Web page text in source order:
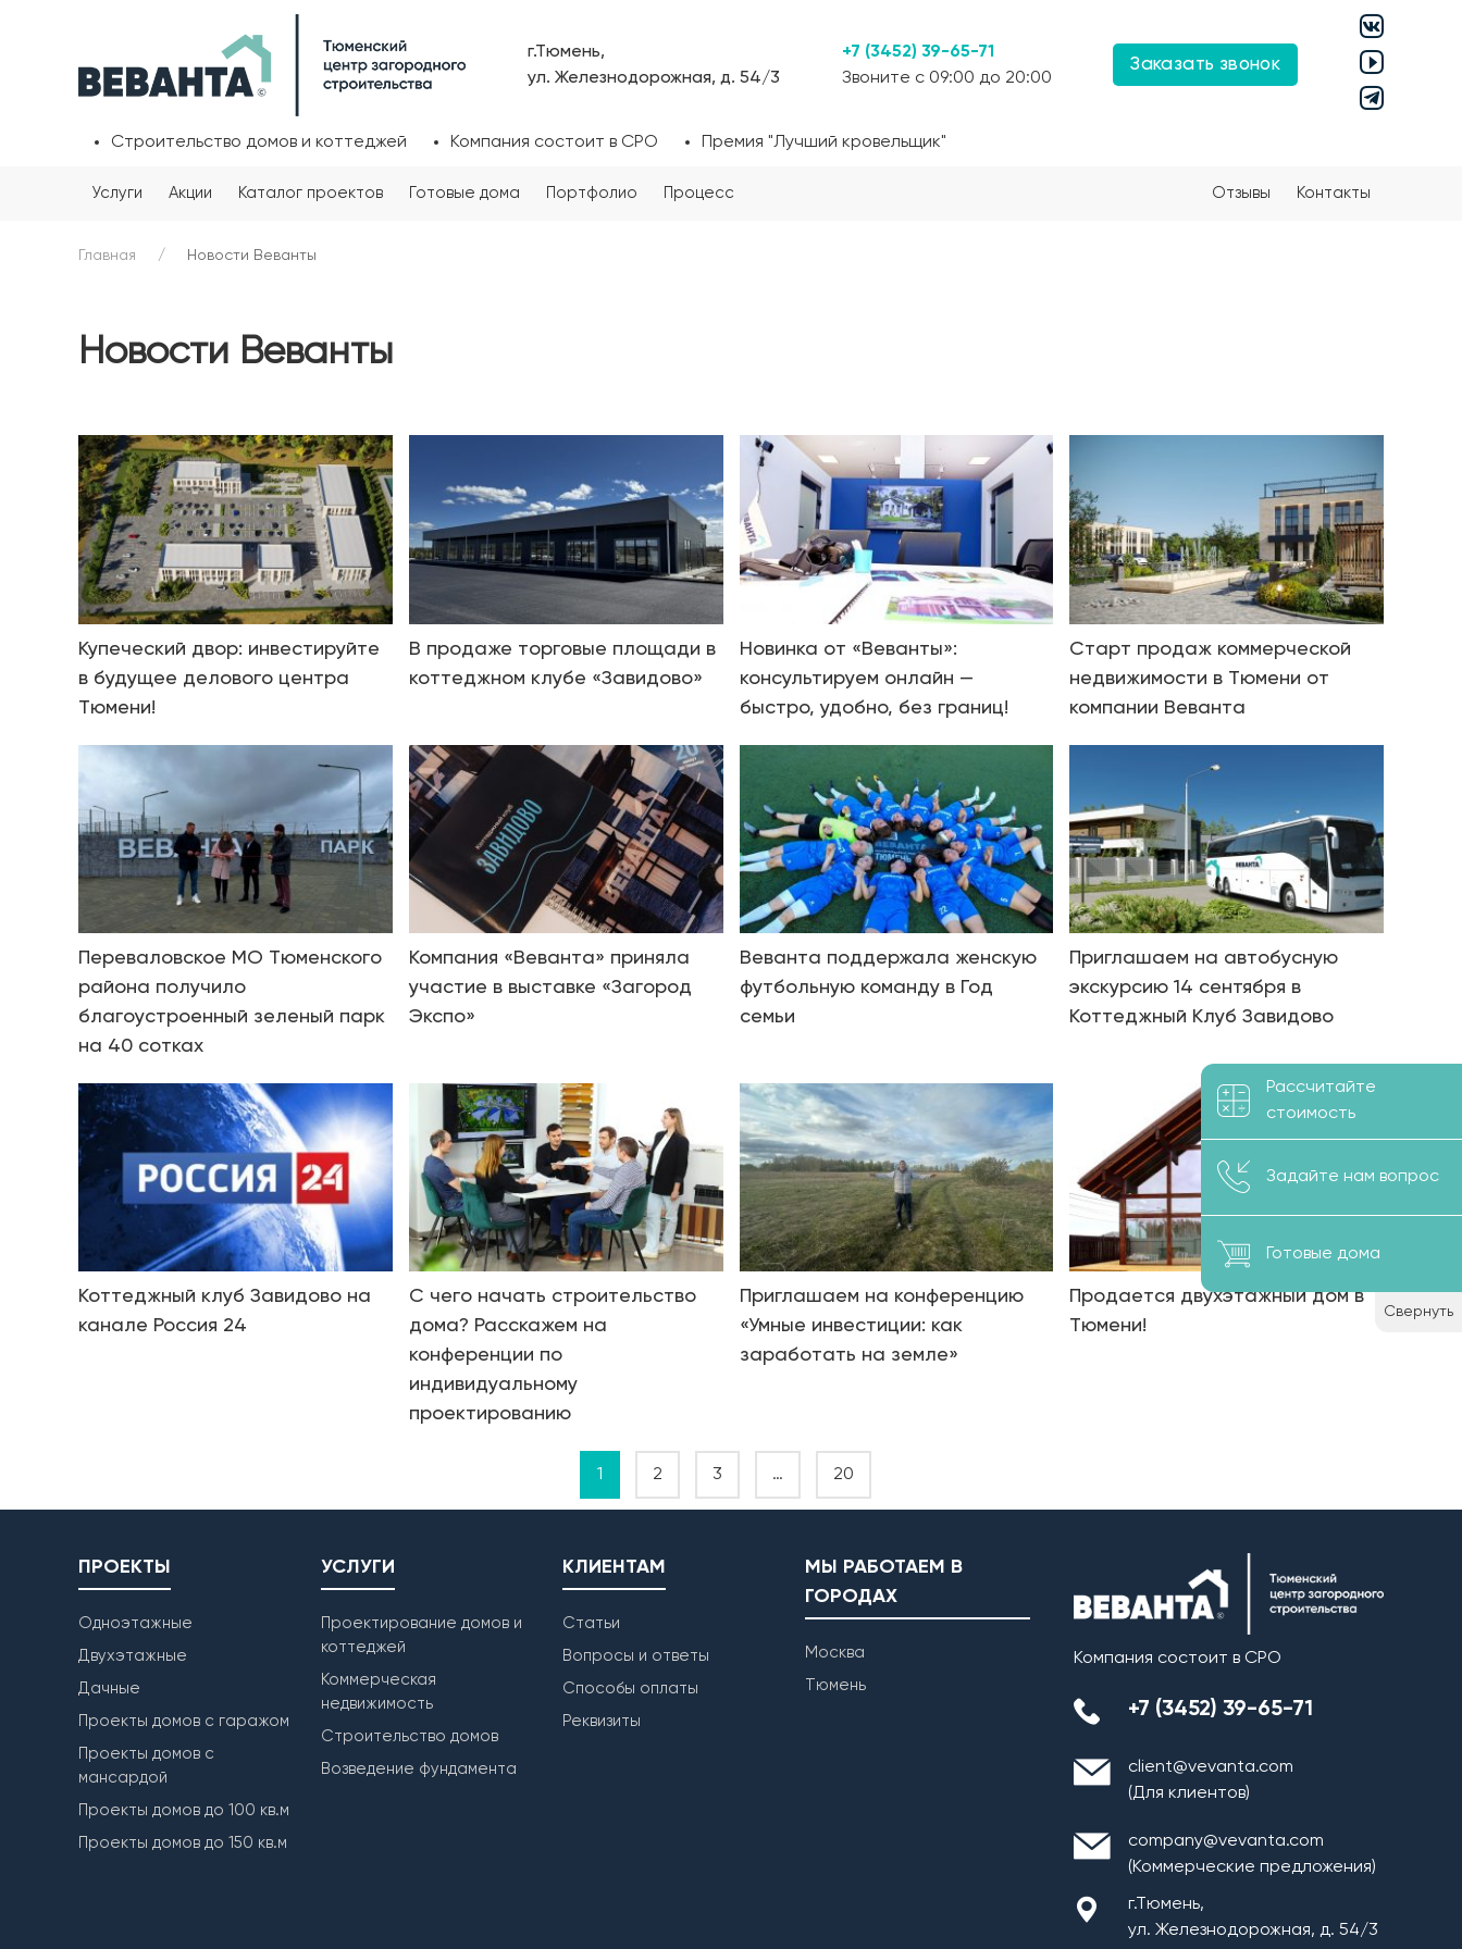
г.Тюмень,
ул. Железнодорожная, д. 54/3
+7 (3452) 39-65-71
Звоните с 09:00 до 20:00
Заказать звонок
Строительство домов и коттеджей Компания состоит в СРО Премия "Лучший кровельщик"
Услуги Акции Каталог проектов Готовые дома Портфолио Процесс Отзывы Контакты
Главная Новости Веванты
Новости Веванты
Купеческий двор: инвестируйте
в будущее делового центра
Тюмени!
В продаже торговые площади в
коттеджном клубе «Завидово»
Новинка от «Веванты»:
консультируем онлайн —
быстро, удобно, без границ!
Старт продаж коммерческой
недвижимости в Тюмени от
компании Веванта
Переваловское МО Тюменского
района получило
благоустроенный зеленый парк
на 40 сотках
Компания «Веванта» приняла
участие в выставке «Загород
Экспо»
Веванта поддержала женскую
футбольную команду в Год
семьи
Приглашаем на автобусную
экскурсию 14 сентября в
Коттеджный Клуб Завидово
Коттеджный клуб Завидово на
канале Россия 24
С чего начать строительство
дома? Расскажем на
конференции по
индивидуальному
проектированию
Приглашаем на конференцию
«Умные инвестиции: как
заработать на земле»
Продается двухэтажный дом в
Тюмени!
1 2 3 … 20
ПРОЕКТЫ
Одноэтажные
Двухэтажные
Дачные
Проекты домов с гаражом
Проекты домов с
мансардой
Проекты домов до 100 кв.м
Проекты домов до 150 кв.м
УСЛУГИ
Проектирование домов и
коттеджей
Коммерческая
недвижимость
Строительство домов
Возведение фундамента
КЛИЕНТАМ
Статьи
Вопросы и ответы
Способы оплаты
Реквизиты
МЫ РАБОТАЕМ В
ГОРОДАХ
Москва
Тюмень
Компания состоит в СРО
+7 (3452) 39-65-71
client@vevanta.com
(Для клиентов)
company@vevanta.com
(Коммерческие предложения)
г.Тюмень,
ул. Железнодорожная, д. 54/3
Рассчитайте
стоимость
Задайте нам вопрос
Готовые дома
Свернуть